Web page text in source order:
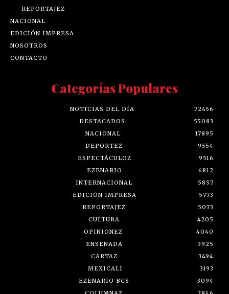
REPORTAJEZ
NACIONAL
EDICIÓN IMPRESA
NOSOTROS
CONTACTO
Categorías Populares
NOTICIAS DEL DÍA
72456
DESTACADOS
55083
NACIONAL
17895
DEPORTEZ
9554
ESPECTÁCULOZ
9516
EZENARIO
6812
INTERNACIONAL
5857
EDICIÓN IMPRESA
5773
REPORTAJEZ
5073
CULTURA
4205
OPINIONEZ
4040
ENSENADA
3925
CARTAZ
3494
MEXICALI
3193
EZENARIO BCS
3094